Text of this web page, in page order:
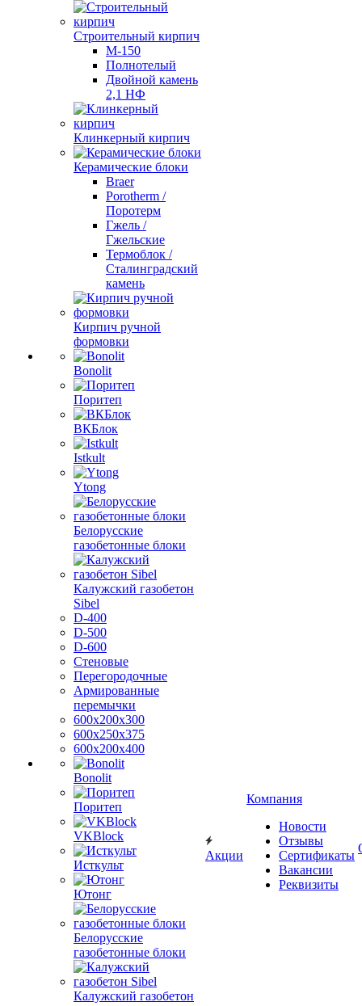
Строительный кирпич
М-150
Полнотелый
Двойной камень
2,1 НФ
Клинкерный кирпич
Керамические блоки
Braer
Porotherm /
Поротерм
Гжель /
Гжельские
Термоблок /
Сталинградский
камень
Кирпич ручной
формовки
Bonolit
Поритеп
ВКБлок
Istkult
Ytong
Белорусские
газобетонные блоки
Калужский газобетон
Sibel
D-400
D-500
D-600
Стеновые
Перегородочные
Армированные
перемычки
600х200х300
600х250х375
600х200х400
Bonolit
Поритеп
VKBlock
Исткульт
Ютонг
Белорусские
газобетонные блоки
Калужский газобетон
Акции
Компания
Новости
Отзывы
Сертификаты
Вакансии
Реквизиты